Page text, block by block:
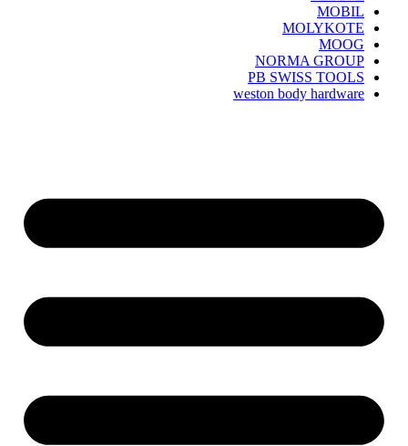
MOBIL
MOLYKOTE
MOOG
NORMA GROUP
PB SWISS TOOLS
weston body hardware